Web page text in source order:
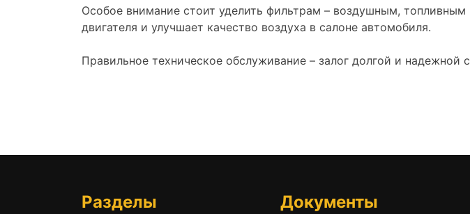
Особое внимание стоит уделить фильтрам – воздушным,
двигателя и улучшает качество воздуха в салоне автомобиля.
Правильное техническое обслуживание – залог долгой и надежной
Разделы Документы